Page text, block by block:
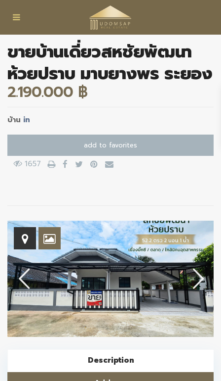
ขายบ้านเดี่ยวสหชัยพัฒนา
ห้วยปราบ มาบยางพร ระยอง
2.190.000 ฿
บ้าน in
add to favorites
1657
Description